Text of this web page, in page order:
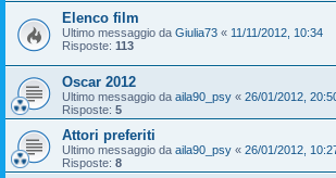
Elenco film
Ultimo messaggio da Giulia73 « 11/11/2012, 10:34
Risposte: 113
Oscar 2012
Ultimo messaggio da aila90_psy « 26/01/2012,
Risposte: 5
Attori preferiti
Ultimo messaggio da aila90_psy « 26/01/2012,
Risposte: 8